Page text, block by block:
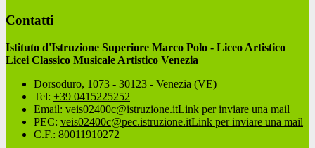
Contatti
Istituto d'Istruzione Superiore Marco Polo - Liceo Artistico
Licei Classico Musicale Artistico Venezia
Dorsoduro, 1073 - 30123 - Venezia (VE)
Tel: +39 0415225252
Email: veis02400c@istruzione.itLink per inviare una mail
PEC: veis02400c@pec.istruzione.itLink per inviare una mail
C.F.: 80011910272